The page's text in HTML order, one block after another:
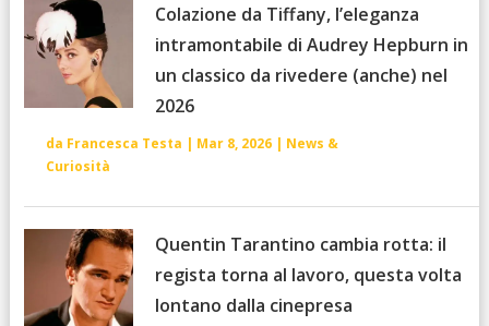
Colazione da Tiffany, l’eleganza
intramontabile di Audrey Hepburn in
un classico da rivedere (anche) nel
2026
da Francesca Testa | Mar 8, 2026| News &
Curiosità
Quentin Tarantino cambia rotta: il
regista torna al lavoro, questa volta
lontano dalla cinepresa